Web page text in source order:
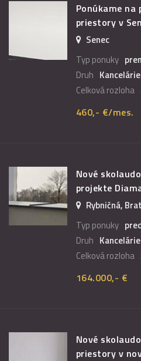
Ponúkame na
priestory v
Senec
Typ ponuky
Druh Kancelárie
Celková rozloha
460,- €/mes.
Nové
projekte
Rybničná,
Typ ponuky
Druh Kancelárie
Celková rozloha
164.000,- €
Nové
priestory v